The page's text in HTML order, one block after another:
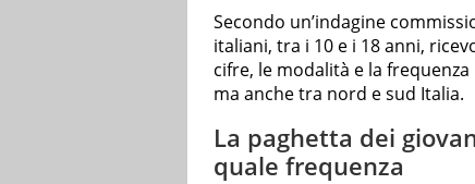
Secondo un’indagine
italiani, tra i 10 e i 18 anni,
cifre, le modalità e la
ma anche tra nord e sud Italia.
La paghetta dei
quale frequenza